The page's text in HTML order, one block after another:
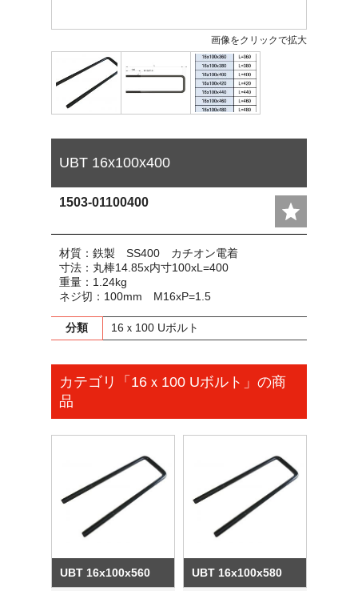
画像をクリックで拡大
UBT 16x100x400
1503-01100400
材質：鉄製 SS400 カチオン電着
寸法：丸棒14.85x内寸100xL=400
重量：1.24kg
ネジ切：100mm M16xP=1.5
分類 16ｘ100 Uボルト
カテゴリ「16ｘ100 Uボルト」の商
品
UBT 16x100x560 UBT 16x100x580